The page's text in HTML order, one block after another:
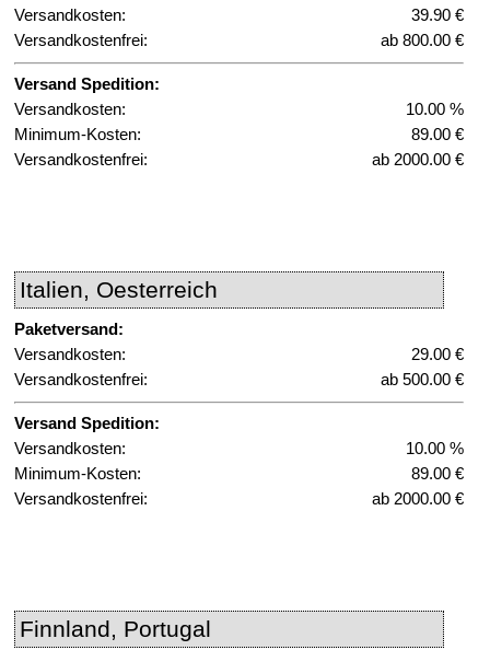
Versandkosten:
39.90 €
Versandkostenfrei:
ab 800.00 €
Versand Spedition:
Versandkosten:
10.00 %
Minimum-Kosten:
89.00 €
Versandkostenfrei:
ab 2000.00 €
Italien, Oesterreich
Paketversand:
Versandkosten:
29.00 €
Versandkostenfrei:
ab 500.00 €
Versand Spedition:
Versandkosten:
10.00 %
Minimum-Kosten:
89.00 €
Versandkostenfrei:
ab 2000.00 €
Finnland, Portugal